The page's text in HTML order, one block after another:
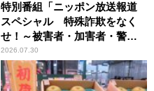
特別番組「ニッポン放送報道
スペシャル 特殊詐欺をなく
せ！～被害者・加害者・警視
庁が語るトクリュウの実態
～」放送
2026.07.30